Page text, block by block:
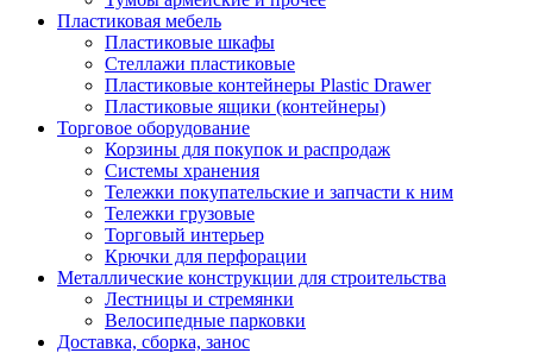
Пластиковая мебель
Пластиковые шкафы
Стеллажи пластиковые
Пластиковые контейнеры Plastic Drawer
Пластиковые ящики (контейнеры)
Торговое оборудование
Корзины для покупок и распродаж
Системы хранения
Тележки покупательские и запчасти к ним
Тележки грузовые
Торговый интерьер
Крючки для перфорации
Металлические конструкции для строительства
Лестницы и стремянки
Велосипедные парковки
Доставка, сборка, занос